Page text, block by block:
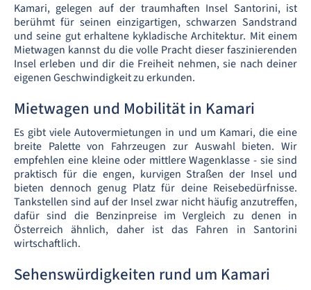
Kamari, gelegen auf der traumhaften Insel Santorini, ist
berühmt für seinen einzigartigen, schwarzen Sandstrand
und seine gut erhaltene kykladische Architektur. Mit einem
Mietwagen kannst du die volle Pracht dieser faszinierenden
Insel erleben und dir die Freiheit nehmen, sie nach deiner
eigenen Geschwindigkeit zu erkunden.
Mietwagen und Mobilität in Kamari
Es gibt viele Autovermietungen in und um Kamari, die eine
breite Palette von Fahrzeugen zur Auswahl bieten. Wir
empfehlen eine kleine oder mittlere Wagenklasse - sie sind
praktisch für die engen, kurvigen Straßen der Insel und
bieten dennoch genug Platz für deine Reisebedürfnisse.
Tankstellen sind auf der Insel zwar nicht häufig anzutreffen,
dafür sind die Benzinpreise im Vergleich zu denen in
Österreich ähnlich, daher ist das Fahren in Santorini
wirtschaftlich.
Sehenswürdigkeiten rund um Kamari